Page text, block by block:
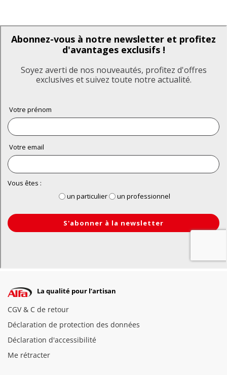
La qualité pour l’artisan
CGV & C de retour
Déclaration de protection des données
Déclaration d'accessibilité
Me rétracter